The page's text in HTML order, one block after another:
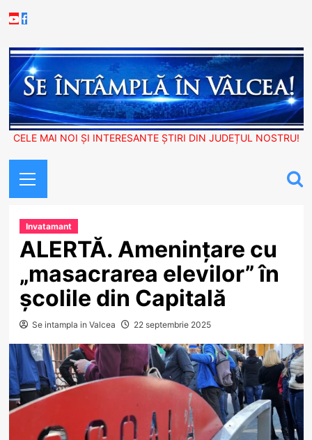
to
Youtube
Facebook
CELE MAI NOI ȘI INTERESANTE ȘTIRI DIN JUDEȚUL NOSTRU!
Menu
Invatamant
ALERTĂ. Amenințare cu
„masacrarea elevilor” în
școlile din Capitală
Se intampla in Valcea 22 septembrie 2025